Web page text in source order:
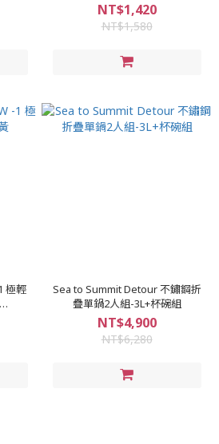
NT$1,420
NT$1,580
Sea to Summit Detour 不鏽鋼折
疊單鍋2人組-3L+杯碗組
NT$4,900
NT$6,280